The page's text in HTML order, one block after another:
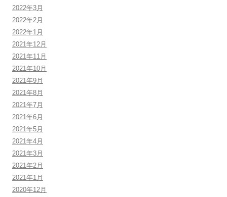
2022年3月
2022年2月
2022年1月
2021年12月
2021年11月
2021年10月
2021年9月
2021年8月
2021年7月
2021年6月
2021年5月
2021年4月
2021年3月
2021年2月
2021年1月
2020年12月